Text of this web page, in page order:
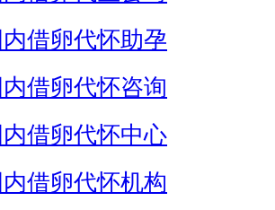
内借卵代怀助孕
内借卵代怀咨询
内借卵代怀中心
内借卵代怀机构